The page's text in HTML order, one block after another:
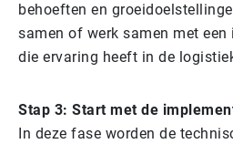
behoeften en
samen of werk samen met
die ervaring heeft in de
Stap 3: Start met de
In deze fase worden de